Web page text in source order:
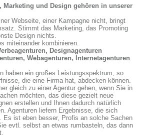
Marketing und Design gehören in unserer
Webseite, einer Kampagne nicht, bringt
Stimmt das Marketing, das Promoting
Design nichts.
miteinander kombinieren.
Designagenturen
Webagenturen, Internetagenturen
haben ein großes Leistungsspektrum, so
die eine Firma hat, abdecken können.
gleich zu einer Agentur gehen, wenn Sie in
möchten, das diese gezielt neue
erstellen und Ihnen dadurch natürlich
Agenturen liefern Ergebnisse, die sich
Es ist eben besser, Profis an solche Sachen
evtl. selbst an etwas rumbasteln, das dann